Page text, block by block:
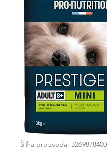
Šifra proizvoda: